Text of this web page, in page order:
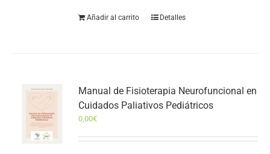
Añadir al carrito Detalles
Manual de Fisioterapia Neurofuncional en
Cuidados Paliativos Pediátricos
0,00€